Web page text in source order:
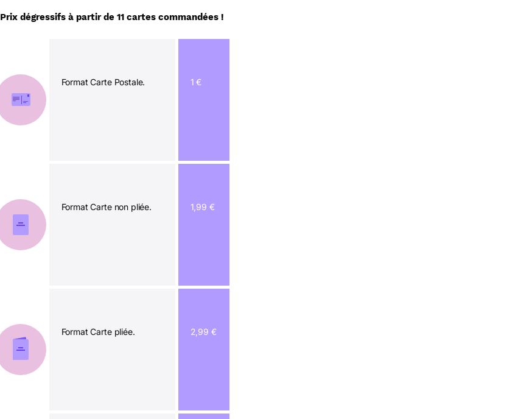
Prix dégressifs à partir de 11 cartes commandées !
Format Carte Postale. 1 €
Format Carte non pliée. 1,99 €
Format Carte pliée. 2,99 €